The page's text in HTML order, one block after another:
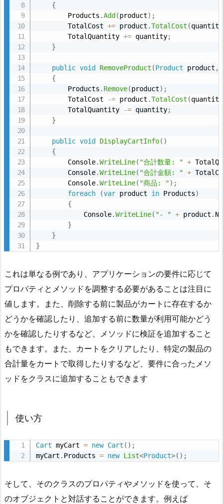
{
        Products
.Add (product) ;
        TotalCost
+= product .TotalCost (quantity
        TotalQuantity
+= quantity;
}
public void RemoveProduct (Product product ,
{
        Products
. Remove(product) ;
        TotalCost
-= product .TotalCost (quantity
        TotalQuantity
-= quantity;
}
public void DisplayCartInfo( )
{
        Console
.WriteLine( "合計数量: " +
        Console
.WriteLine( "合計金額: " +
        Console
.WriteLine( "商品: ") ;
foreach
(var product in Products)
{
            Console
.WriteLine( "- " + product .
}
}
}
これは単なる例であり、アプリケーションの要件に応じて
プロパティとメソッドを調整する必要があることは注目に
値します。また、削除する前に製品がカートに存在するか
どうかを確認したり、追加する前に数量が利用可能かどう
かを確認したりするなど、メソッドに検証を追加すること
もできます。また、カートをクリアしたり、特定の製品の
合計量をカートで取得したりするなど、要件に合ったメソ
ッドをクラスに追加することもできます
使い方
Cart myCart = new Cart ( ) ;
myCart . Products = new List<Product>( ) ;
そして、そのクラスのプロパティやメソッドを使って、そ
のオブジェクトと対話することができます。例えば